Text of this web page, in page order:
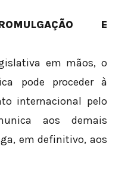
E
em mãos, o
pode proceder à
internacional pelo
aos demais
em definitivo, aos